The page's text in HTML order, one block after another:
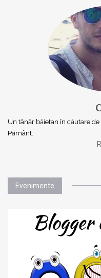
Un tânăr băietan în căutare
Pământ.
Evenimente